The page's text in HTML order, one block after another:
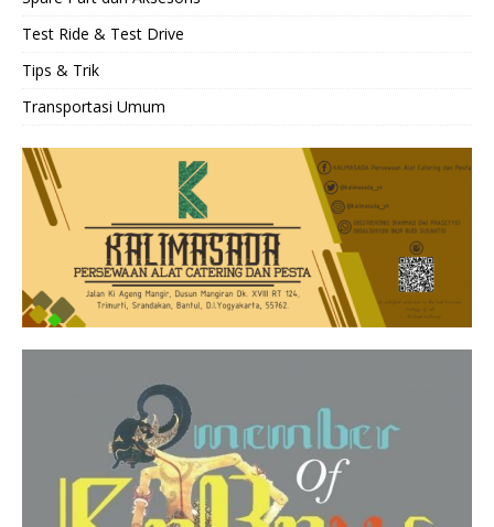
Test Ride & Test Drive
Tips & Trik
Transportasi Umum